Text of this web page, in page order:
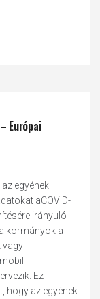
Európai
egyének
aCOVID-
irányuló
kormányok a
vagy
Ez
hogy az egyének